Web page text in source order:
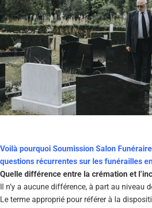
Voilà pourquoi Soumission Salon
questions récurrentes sur les funérailles
Quelle différence entre la crémation et
Il n’y a aucune différence, à part au niveau
Le terme approprié pour référer à la